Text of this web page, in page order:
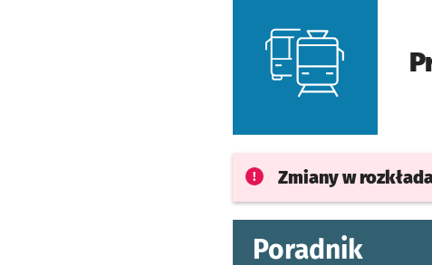
Zmiany w
Poradnik